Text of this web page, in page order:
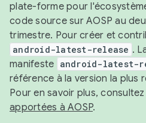
plate-forme pour
code source sur AOSP au
trimestre. Pour créer et
android-latest-release .
manifeste android-latest-
référence à la version la plus
Pour en savoir plus, consultez
apportées à AOSP.